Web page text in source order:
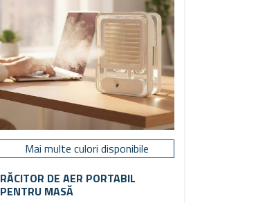
Mai multe culori disponibile
RĂCITOR DE AER PORTABIL
PENTRU MASĂ